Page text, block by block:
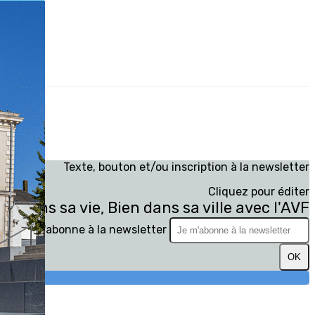
Texte, bouton et/ou inscription à la newsletter
Cliquez pour éditer
dans sa vie, Bien dans sa ville avec l'AVF
Je m'abonne à la newsletter
OK